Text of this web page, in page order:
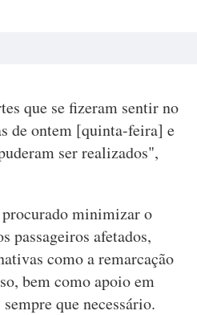
que se fizeram sentir no
de ontem [quinta-feira] e
ser realizados",
procurado minimizar o
passageiros afetados,
como a remarcação
bem como apoio em
que necessário.